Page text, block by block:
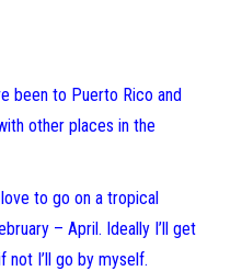
been to Puerto Rico and
other places in the
to go on a tropical
– April. Ideally I’ll get
I’ll go by myself.